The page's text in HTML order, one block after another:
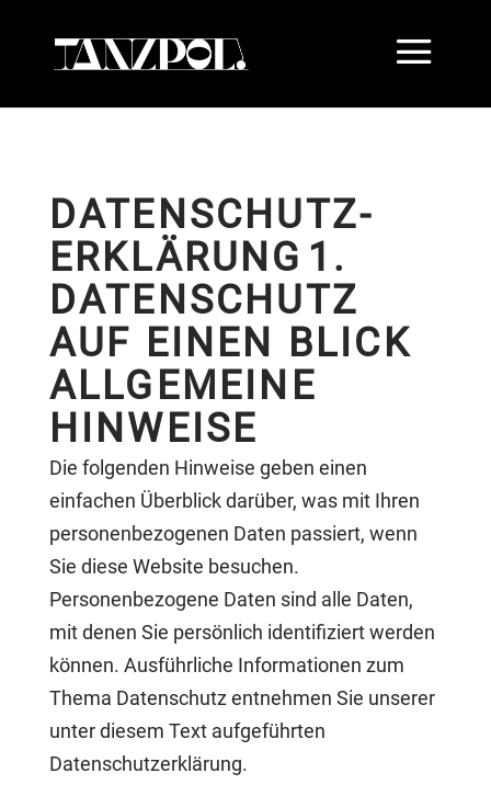
DATENSCHUTZ­
ERKLÄRUNG 1.
DATENSCHUTZ
AUF EINEN BLICK
ALLGEMEINE
HINWEISE
Die folgenden Hinweise geben einen
einfachen Überblick darüber, was mit Ihren
personenbezogenen Daten passiert, wenn
Sie diese Website besuchen.
Personenbezogene Daten sind alle Daten,
mit denen Sie persönlich identifiziert werden
können. Ausführliche Informationen zum
Thema Datenschutz entnehmen Sie unserer
unter diesem Text aufgeführten
Datenschutzerklärung.